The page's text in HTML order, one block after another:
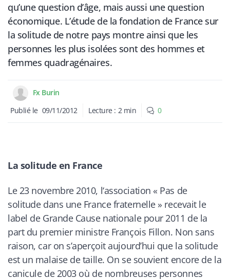
qu’une question d’âge, mais aussi une question
économique. L’étude de la fondation de France sur
la solitude de notre pays montre ainsi que les
personnes les plus isolées sont des hommes et
femmes quadragénaires.
Fx Burin
Publié le 09/11/2012 Lecture : 2 min 0
La solitude en France
Le 23 novembre 2010, l‘association « Pas de
solitude dans une France fraternelle » recevait le
label de Grande Cause nationale pour 2011 de la
part du premier ministre François Fillon. Non sans
raison, car on s’aperçoit aujourd’hui que la solitude
est un malaise de taille. On se souvient encore de la
canicule de 2003 où de nombreuses personnes